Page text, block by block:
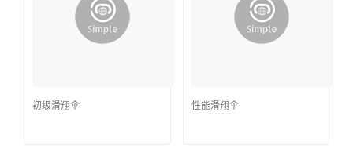
初级滑翔伞 性能滑翔伞